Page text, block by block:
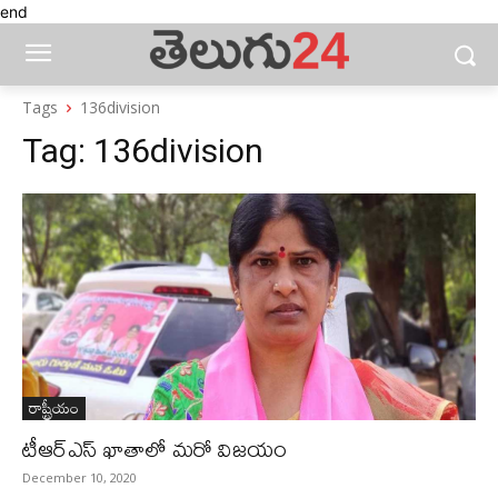
end
Tags 136division
Tag: 136division
రాష్ట్రీయం
టీఆర్ఎస్ ఖాతాలో మరో విజయం
December 10, 2020